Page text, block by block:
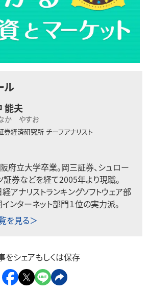
ル
能夫
か やすお
券経済研究所 チーフアナリスト
府立大学卒業。岡三証券、シュロー
証券などを経て2005年より現職。
アナリストランキングソフトウェア部
インターネット部門１位の実力派。
を見る＞
をシェアもしくは保存